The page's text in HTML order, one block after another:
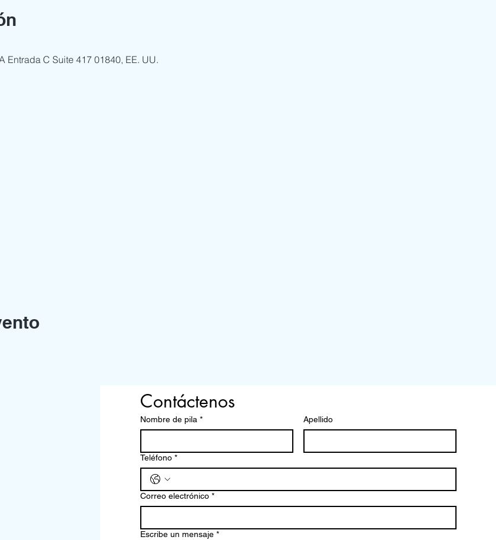
Entrada C Suite 417 01840, EE. UU.
Contáctenos
Nombre de pila * Apellido
Teléfono *
Correo electrónico *
Escribe un mensaje *